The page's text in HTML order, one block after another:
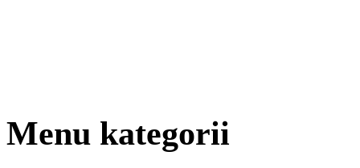
Menu kategorii